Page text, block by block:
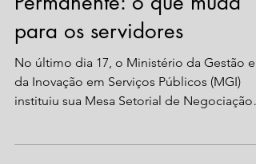
MGI institui Mesa Setorial
de Negociação
Permanente: o que muda
para os servidores